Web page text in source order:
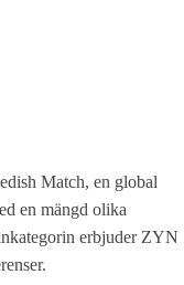
Match, en global
en mängd olika
erbjuder ZYN